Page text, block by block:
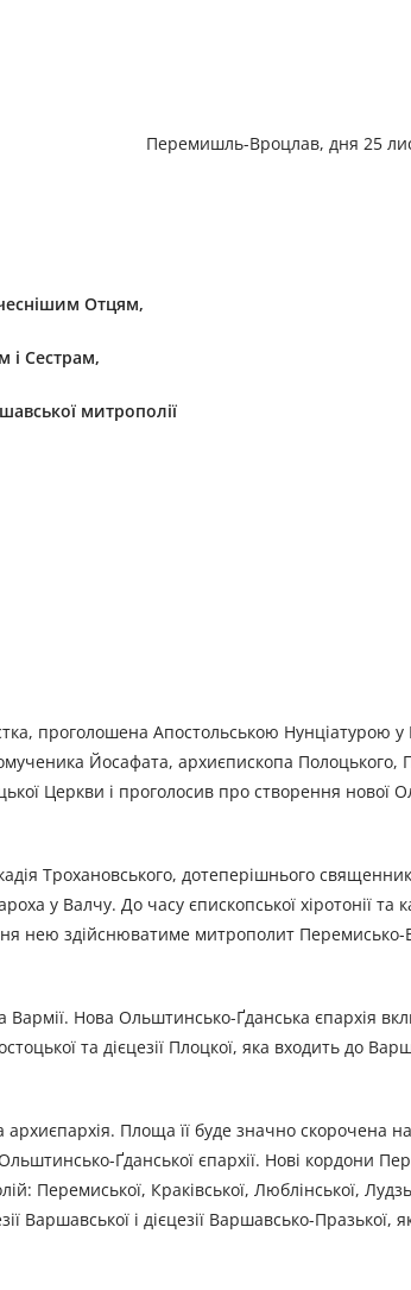
Перемишль-Вроцлав, дня 25
Отцям,
і Сестрам,
митрополії
проголошена Апостольською Нунціатурою
Йосафата, архиєпископа
Церкви і проголосив про створення нової
Трохановського, дотеперішнього
у Валчу. До часу єпископської хіротонії та
нею здійснюватиме митрополит
Вармії. Нова Ольштинсько-Ґданська єпархія
та дієцезії Плоцкої, яка входить до
Площа її буде значно скорочена
Ґданської єпархії. Нові кордони
Перемиської, Краківської, Люблінської,
Варшавської і дієцезії Варшавсько-Празької,